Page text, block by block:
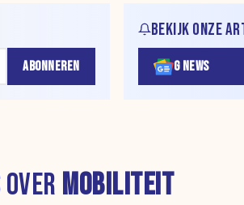
ABONNEREN
BEKIJK ONZE
G NEWS
MOBILITEIT